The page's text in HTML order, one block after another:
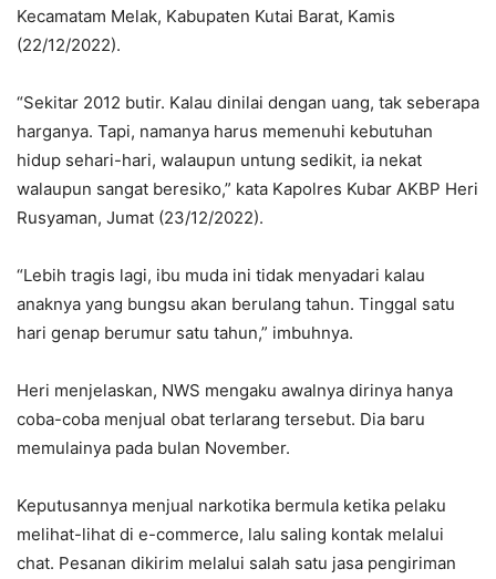
Kecamatam Melak, Kabupaten Kutai Barat, Kamis
(22/12/2022).
“Sekitar 2012 butir. Kalau dinilai dengan uang, tak seberapa
harganya. Tapi, namanya harus memenuhi kebutuhan
hidup sehari-hari, walaupun untung sedikit, ia nekat
walaupun sangat beresiko,” kata Kapolres Kubar AKBP Heri
Rusyaman, Jumat (23/12/2022).
“Lebih tragis lagi, ibu muda ini tidak menyadari kalau
anaknya yang bungsu akan berulang tahun. Tinggal satu
hari genap berumur satu tahun,” imbuhnya.
Heri menjelaskan, NWS mengaku awalnya dirinya hanya
coba-coba menjual obat terlarang tersebut. Dia baru
memulainya pada bulan November.
Keputusannya menjual narkotika bermula ketika pelaku
melihat-lihat di e-commerce, lalu saling kontak melalui
chat. Pesanan dikirim melalui salah satu jasa pengiriman